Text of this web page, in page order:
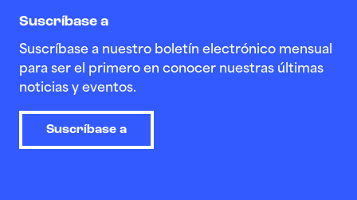
Suscríbase a
Suscríbase a nuestro boletín electrónico mensual
para ser el primero en conocer nuestras últimas
noticias y eventos.
Suscríbase a